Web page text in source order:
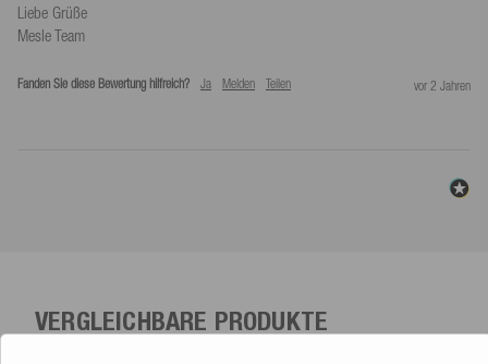
Liebe Grüße
Mesle Team
Fanden Sie diese Bewertung hilfreich? Ja Melden Teilen vor 2 Jahren
VERGLEICHBARE PRODUKTE